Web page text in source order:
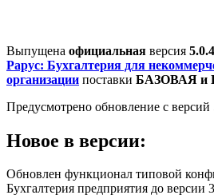
Выпущена официальная версия
Рарус: Бухгалтерия для
организации поставки БАЗОВАЯ и
Предусмотрено обновление с версий
Новое в версии:
Обновлен функционал типовой
Бухгалтерия предприятия до версии